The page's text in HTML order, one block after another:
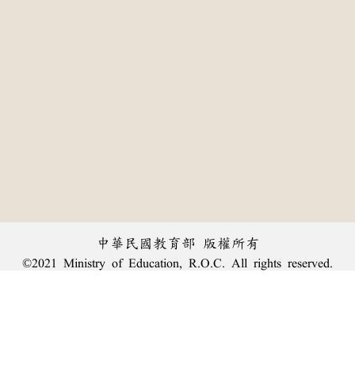
中華民國教育部 版權所有
©2021 Ministry of Education, R.O.C. All rights reserved.